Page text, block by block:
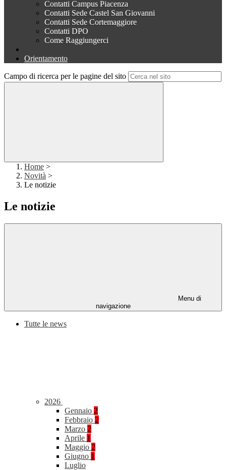
Contatti Campus Piacenza
Contatti Sede Castel San Giovanni
Contatti Sede Cortemaggiore
Contatti DPO
Come Raggiungerci
Orientamento
Campo di ricerca per le pagine del sito
Home >
Novità >
Le notizie
Le notizie
Menu di
navigazione
Tutte le news
2026
Gennaio 2
Febbraio 2
Marzo 2
Aprile 1
Maggio 2
Giugno 1
Luglio